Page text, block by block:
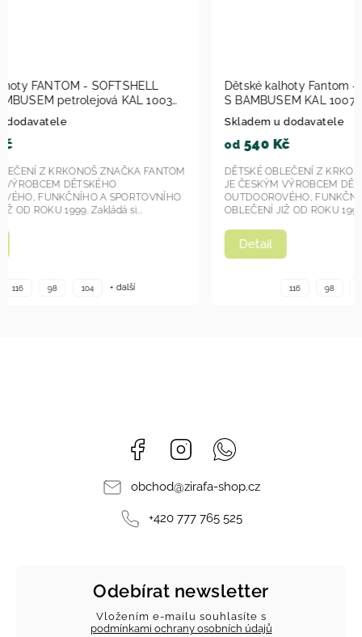
Dětské kalhoty Fantom - SOFTSHELL SLIM
S BAMBUSEM KAL 1007 - modrá 2023
Skladem u dodavatele
DĚTSKÉ OBLEČENÍ Z KRKONOŠ ZNAČKA FANTOM
JE ČESKÝM VÝROBCEM DĚTSKÉHO
OUTDOOROVÉHO, FUNKČNÍHO A SPORTOVNÍHO
OBLEČENÍ JIŽ OD ROKU 1999. Zakládá si...
116 98
Dětské
SLIM S
Skladem
DĚTSKÉ
JE
OBLEČENÍ
Facebook Instagram
obchod@zirafa-shop.cz
+420 777 765 525
Odebírat newsletter
Vložením e-mailu souhlasíte s
podmínkami ochrany osobních údajů